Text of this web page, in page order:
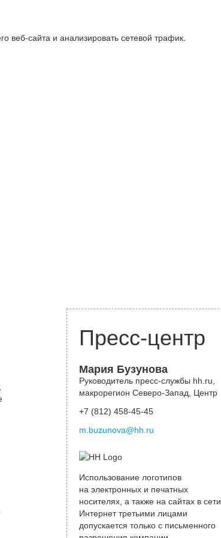
веб-сайта и анализировать сетевой трафик.
Пресс-центр
Мария Бузунова
Руководитель пресс-службы hh.ru,
макрорегион Северо-Запад, Центр
+7 (812) 458-45-45
m.buzunova@hh.ru
Использование логотипов
на электронных и печатных
носителях, а также на сайтах в сети
Интернет третьими лицами
допускается только с письменного